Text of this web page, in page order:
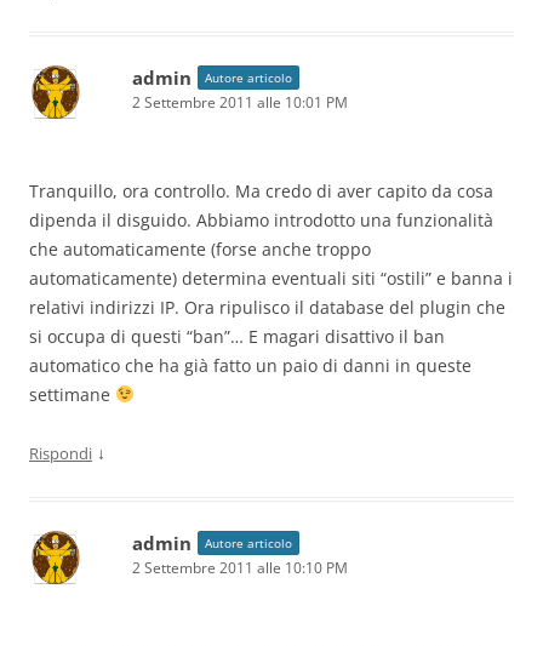
admin Autore articolo
2 Settembre 2011 alle 10:01 PM
Tranquillo, ora controllo. Ma credo di aver capito da cosa
dipenda il disguido. Abbiamo introdotto una funzionalità
che automaticamente (forse anche troppo
automaticamente) determina eventuali siti “ostili” e banna i
relativi indirizzi IP. Ora ripulisco il database del plugin che
si occupa di questi “ban”… E magari disattivo il ban
automatico che ha già fatto un paio di danni in queste
settimane
Rispondi ↓
admin Autore articolo
2 Settembre 2011 alle 10:10 PM